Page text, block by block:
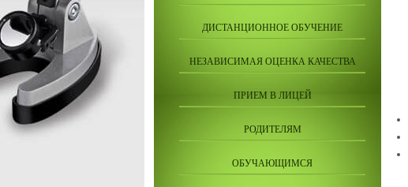
ДИСТАНЦИОННОЕ ОБУЧЕНИЕ
НЕЗАВИСИМАЯ ОЦЕНКА КАЧЕСТВА
ПРИЕМ В ЛИЦЕЙ
РОДИТЕЛЯМ
ОБУЧАЮЩИМСЯ